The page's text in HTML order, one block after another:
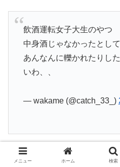
飲酒運転女子大生のやつ
中身酒じゃなかったとし
あんなんに轢かれたりし
いわ、、
— wakame (@catch_33_)
メニュー ホーム 検索